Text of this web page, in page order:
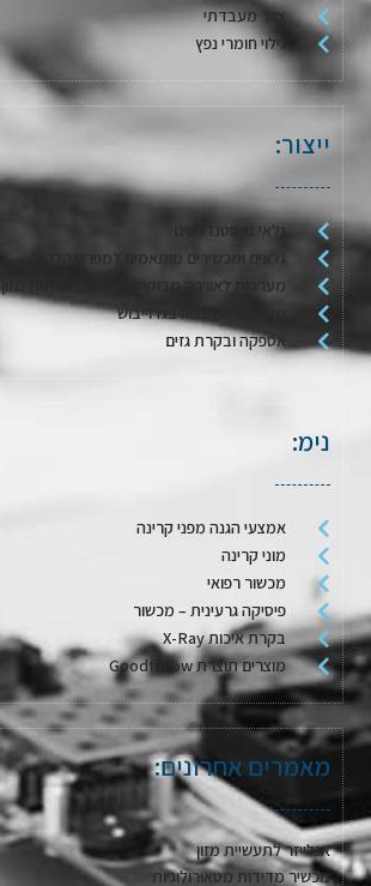
ציוד מעבדתי
גילוי חומרי נפץ
ייצור:
גלאי גז סטנדרטים
גלאים ומכשירים מותאמים למפרט הלקוח
מערכות לאווירה מבוקרת / דגימת אריזות מזון
מערכות לשטיפה בגז וייבוש
אספקה ובקרת גזים
נימ:
אמצעי הגנה מפני קרינה
מוני קרינה
מכשור רפואי
פיסיקה גרעינית – מכשור
בקרת איכות X-Ray
מוצרים תוצרת Goodfellow
מאמרים אחרונים:
אנלייזר לתעשיית מזון
מכשיר מדידות מטאורולוגיות